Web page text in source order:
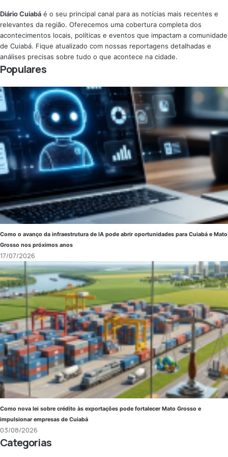
Diário Cuiabá é o seu principal canal para as notícias mais recentes e
relevantes da região. Oferecemos uma cobertura completa dos
acontecimentos locais, políticas e eventos que impactam a comunidade
de Cuiabá. Fique atualizado com nossas reportagens detalhadas e
análises precisas sobre tudo o que acontece na cidade.
Populares
Como o avanço da infraestrutura de IA pode abrir oportunidades para Cuiabá e Mato
Grosso nos próximos anos
17/07/2026
Como nova lei sobre crédito às exportações pode fortalecer Mato Grosso e
impulsionar empresas de Cuiabá
03/08/2026
Categorias